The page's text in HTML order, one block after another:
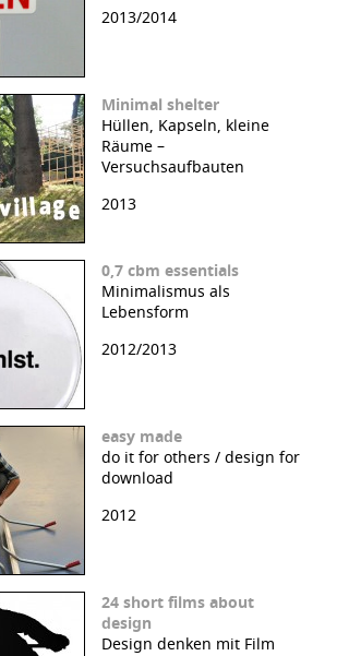
2013/2014
Minimal shelter
Hüllen, Kapseln, kleine
Räume –
Versuchsaufbauten
2013
0,7 cbm essentials
Minimalismus als
Lebensform
2012/2013
easy made
do it for others / design for
download
2012
24 short films about
design
Design denken mit Film